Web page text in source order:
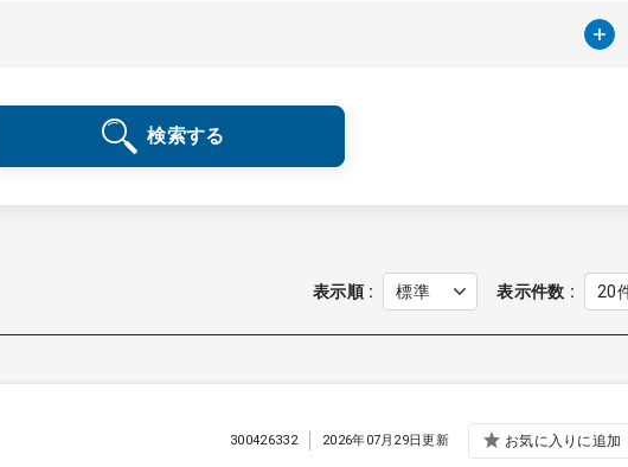
検索する
表示順 表示件数
300426332 2026年07月29日更新 お気に入りに追加